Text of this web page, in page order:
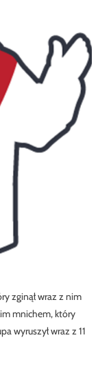
zginął wraz z nim
mnichem, który
wyruszył wraz z 11